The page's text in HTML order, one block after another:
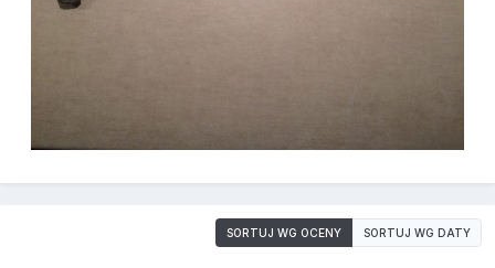
SORTUJ WG OCENY SORTUJ WG DATY